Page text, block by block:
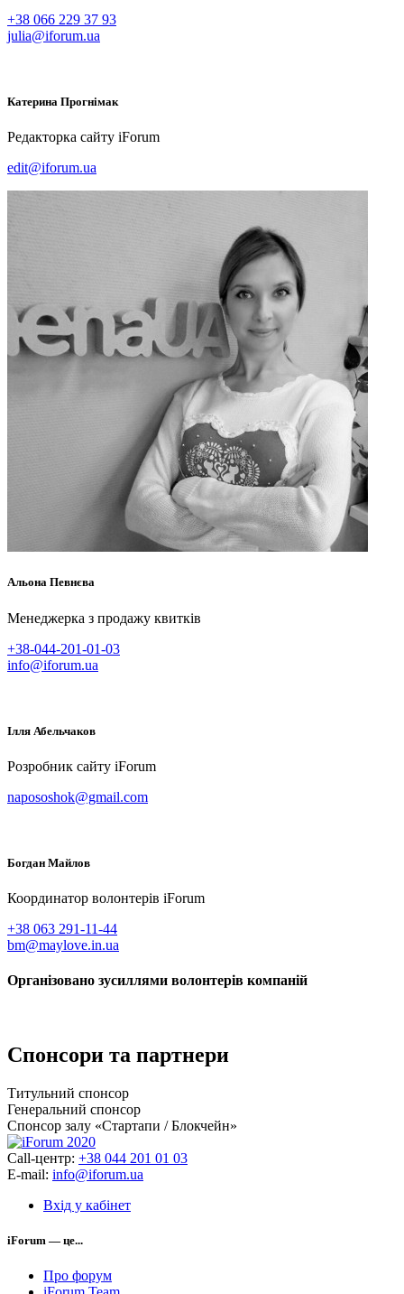
+38 066 229 37 93
julia@iforum.ua
Катерина Прогнімак
Редакторка сайту iForum
edit@iforum.ua
Альона Певнєва
Менеджерка з продажу квитків
+38-044-201-01-03
info@iforum.ua
Ілля Абельчаков
Розробник сайту iForum
napososhok@gmail.com
Богдан Майлов
Координатор волонтерів iForum
+38 063 291-11-44
bm@maylove.in.ua
Організовано зусиллями волонтерів компаній
Спонсори та партнери
Титульний спонсор
Генеральний спонсор
Спонсор залу «Стартапи / Блокчейн»
Call-центр: +38 044 201 01 03
E-mail: info@iforum.ua
Вхід у кабінет
iForum — це...
Про форум